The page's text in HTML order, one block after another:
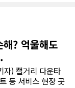
? 억울해도
자) 캘거리 다운타
등 서비스 현장 곳